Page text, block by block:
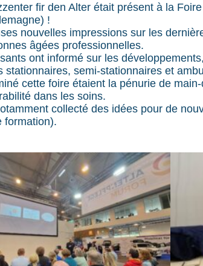
fir den Alter était présent à la
!
nouvelles impressions sur les
âgées professionnelles.
ont informé sur les
semi-stationnaires et
cette foire étaient la pénurie de
dans les soins.
collecté des idées pour de
formation).